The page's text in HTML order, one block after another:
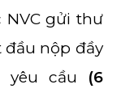
NVC gửi thư
đầu nộp đầy
yêu cầu
(6